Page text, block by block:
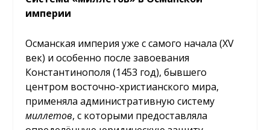
империи
Османская империя уже с самого начала (XV
век) и особенно после завоевания
Константинополя (1453 год), бывшего
центром восточно-христианского мира,
применяла административную систему
миллетов, с которыми предоставляла